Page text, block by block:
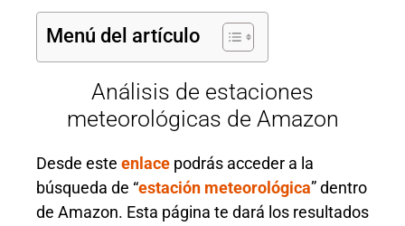
Menú del artículo
Análisis de estaciones
meteorológicas de Amazon
Desde este enlace podrás acceder a la
búsqueda de “estación meteorológica” dentro
de Amazon. Esta página te dará los resultados